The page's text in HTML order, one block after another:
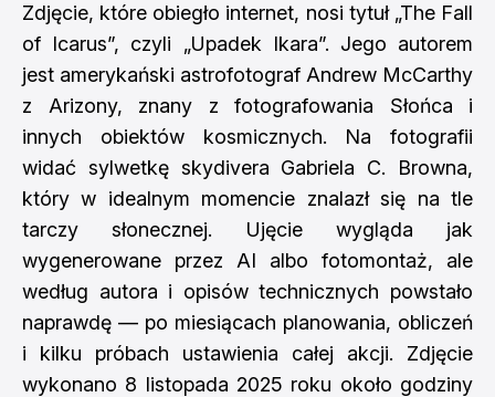
Zdjęcie, które obiegło internet, nosi tytuł „The Fall
of Icarus”, czyli „Upadek Ikara”. Jego autorem
jest amerykański astrofotograf Andrew McCarthy
z Arizony, znany z fotografowania Słońca i
innych obiektów kosmicznych. Na fotografii
widać sylwetkę skydivera Gabriela C. Browna,
który w idealnym momencie znalazł się na tle
tarczy słonecznej. Ujęcie wygląda jak
wygenerowane przez AI albo fotomontaż, ale
według autora i opisów technicznych powstało
naprawdę — po miesiącach planowania, obliczeń
i kilku próbach ustawienia całej akcji. Zdjęcie
wykonano 8 listopada 2025 roku około godziny